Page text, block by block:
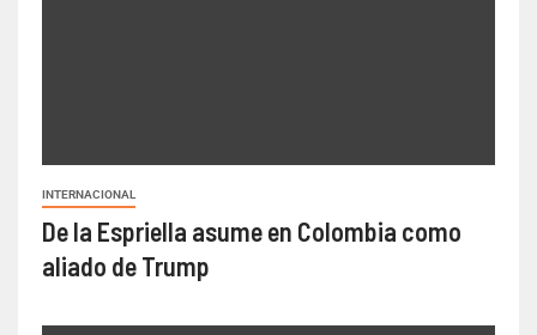
INTERNACIONAL
De la Espriella asume en Colombia como
aliado de Trump